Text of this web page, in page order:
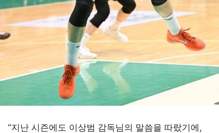
“지난 시즌에도 이상범 감독님의 말씀을 따랐기에,